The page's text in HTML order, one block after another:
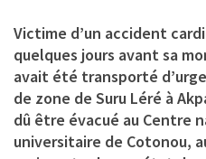
Victime d’un accident
quelques jours avant sa
avait été transporté
de zone de Suru Léré à
dû être évacué au Centre
universitaire de Cotonou,